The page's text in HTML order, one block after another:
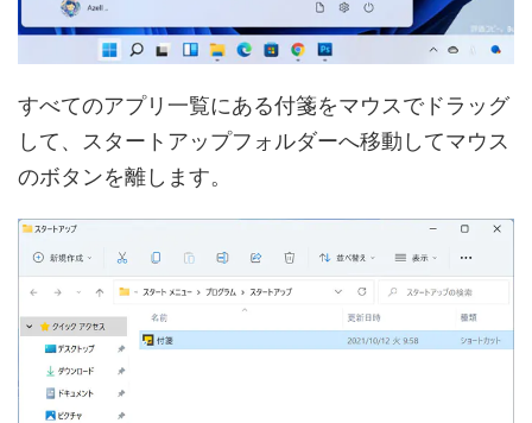
すべてのアプリ一覧にある付箋をマウスでドラッグ
して、スタートアップフォルダーへ移動してマウス
のボタンを離します。